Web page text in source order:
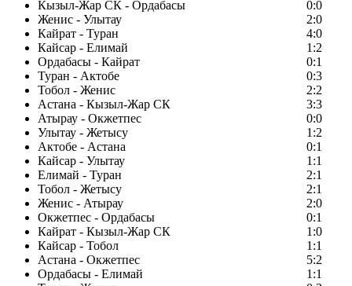
Кызыл-Жар СК - Ордабасы
0:0
Женис - Улытау
2:0
Кайрат - Туран
4:0
Кайсар - Елимай
1:2
Ордабасы - Кайрат
0:1
Туран - Актобе
0:3
Тобол - Женис
2:2
Астана - Кызыл-Жар СК
3:3
Атырау - Окжетпес
0:0
Улытау - Жетысу
1:2
Актобе - Астана
0:1
Кайсар - Улытау
1:1
Елимай - Туран
2:1
Тобол - Жетысу
2:1
Женис - Атырау
2:0
Окжетпес - Ордабасы
0:1
Кайрат - Кызыл-Жар СК
1:0
Кайсар - Тобол
1:1
Астана - Окжетпес
5:2
Ордабасы - Елимай
1:1